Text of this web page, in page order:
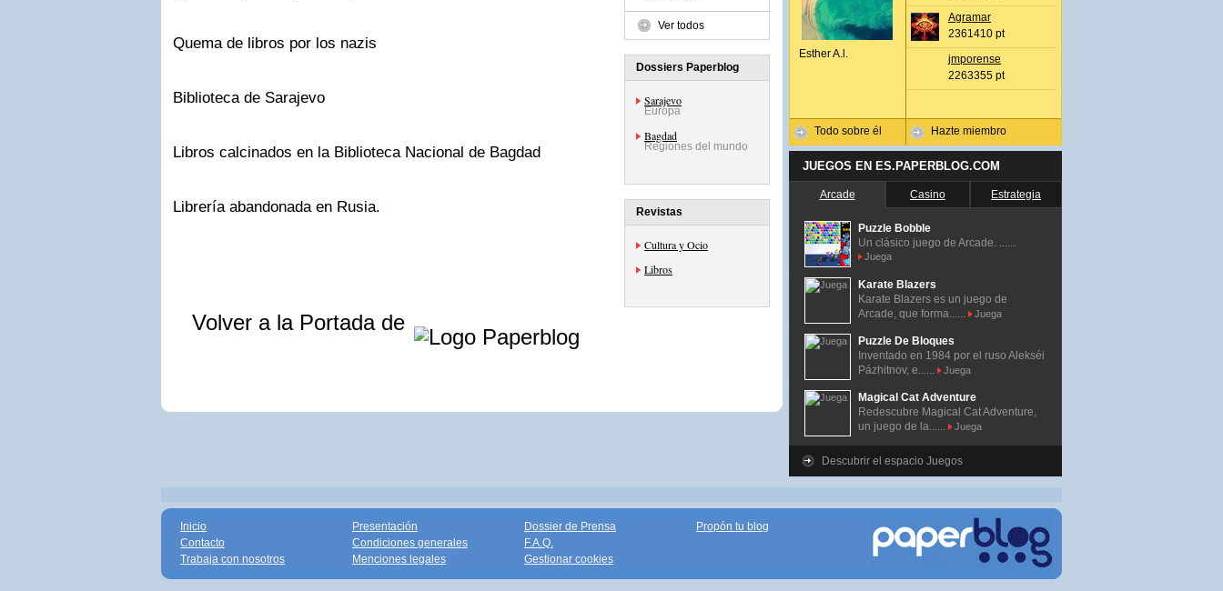
Quema de libros por los nazis
Biblioteca de Sarajevo
Libros calcinados en la Biblioteca Nacional de Bagdad
Librería abandonada en Rusia.
Volver a la Portada de
Ver todos
Dossiers Paperblog
Sarajevo
Europa
Bagdad
Regiones del mundo
Revistas
Cultura y Ocio
Libros
Esther A.l.
Todo sobre él
Agramar
2361410 pt
jmporense
2263355 pt
Hazte miembro
JUEGOS EN ES.PAPERBLOG.COM
Arcade Casino Estrategia
Puzzle Bobble
Un clásico juego de Arcade. ......
Juega
Karate Blazers
Karate Blazers es un juego de
Arcade, que forma......
Juega
Puzzle De Bloques
Inventado en 1984 por el ruso Alekséi
Pázhitnov, e......
Juega
Magical Cat Adventure
Redescubre Magical Cat Adventure,
un juego de la......
Juega
Descubrir el espacio Juegos
Inicio
Contacto
Trabaja con nosotros
Presentación
Condiciones generales
Menciones legales
Dossier de Prensa
F.A.Q.
Gestionar cookies
Propón tu blog